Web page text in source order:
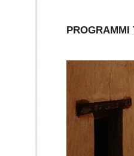
PROGRAMMI